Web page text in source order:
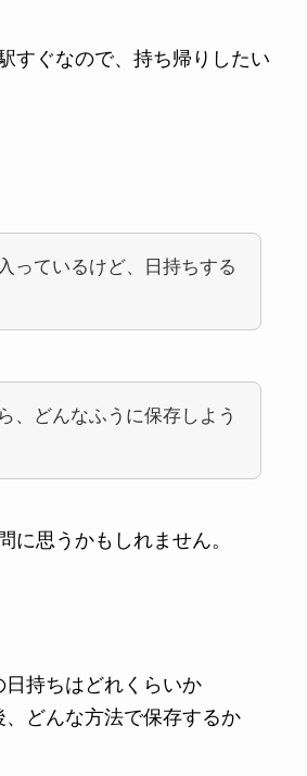
すぐなので、持ち帰りしたい
っているけど、日持ちする
、どんなふうに保存しよう
に思うかもしれません。
日持ちはどれくらいか
どんな方法で保存するか